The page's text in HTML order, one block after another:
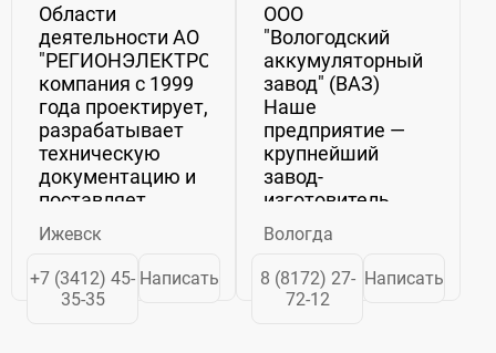
Области
деятельности АО
"РЕГИОНЭЛЕКТРОКОМПЛЕКТ"Наша
компания с 1999
года проектирует,
разрабатывает
техническую
документацию и
поставляет
щелочные
никель-
кадмиевые
(NiCd), никель-
Ижевск
+7 (3412) 45-
35-35
Написать
ООО
"Вологодский
аккумуляторный
завод" (ВАЗ)
Наше
предприятие —
крупнейший
завод-
изготовитель
свинца,
различных видов
его сплавов,
поставляющий
Вологда
8 (8172) 27-
72-12
Написать